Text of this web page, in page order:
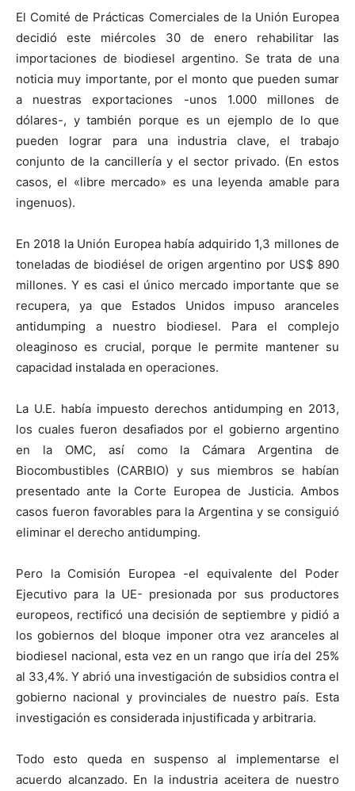
El Comité de Prácticas Comerciales de la Unión Europea
decidió este miércoles 30 de enero rehabilitar las
importaciones de biodiesel argentino. Se trata de una
noticia muy importante, por el monto que pueden sumar
a nuestras exportaciones -unos 1.000 millones de
dólares-, y también porque es un ejemplo de lo que
pueden lograr para una industria clave, el trabajo
conjunto de la cancillería y el sector privado. (En estos
casos, el «libre mercado» es una leyenda amable para
ingenuos).
En 2018 la Unión Europea había adquirido 1,3 millones de
toneladas de biodiésel de origen argentino por US$ 890
millones. Y es casi el único mercado importante que se
recupera, ya que Estados Unidos impuso aranceles
antidumping a nuestro biodiesel. Para el complejo
oleaginoso es crucial, porque le permite mantener su
capacidad instalada en operaciones.
La U.E. había impuesto derechos antidumping en 2013,
los cuales fueron desafiados por el gobierno argentino
en la OMC, así como la Cámara Argentina de
Biocombustibles (CARBIO) y sus miembros se habían
presentado ante la Corte Europea de Justicia. Ambos
casos fueron favorables para la Argentina y se consiguió
eliminar el derecho antidumping.
Pero la Comisión Europea -el equivalente del Poder
Ejecutivo para la UE- presionada por sus productores
europeos, rectificó una decisión de septiembre y pidió a
los gobiernos del bloque imponer otra vez aranceles al
biodiesel nacional, esta vez en un rango que iría del 25%
al 33,4%. Y abrió una investigación de subsidios contra el
gobierno nacional y provinciales de nuestro país. Esta
investigación es considerada injustificada y arbitraria.
Todo esto queda en suspenso al implementarse el
acuerdo alcanzado. En la industria aceitera de nuestro